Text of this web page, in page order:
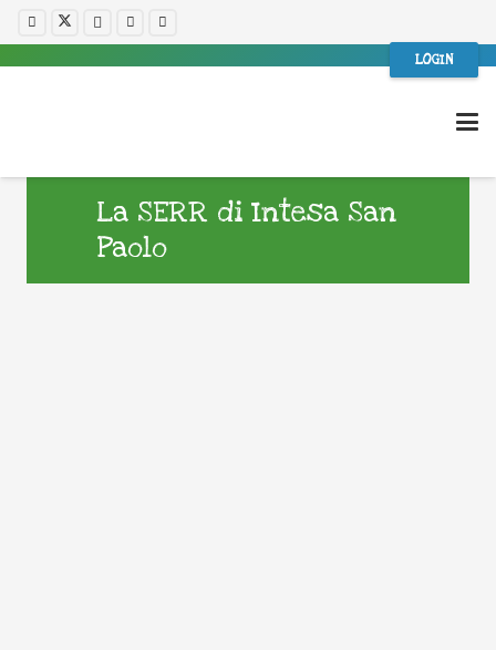
LOGIN
La SERR di Intesa San
Paolo